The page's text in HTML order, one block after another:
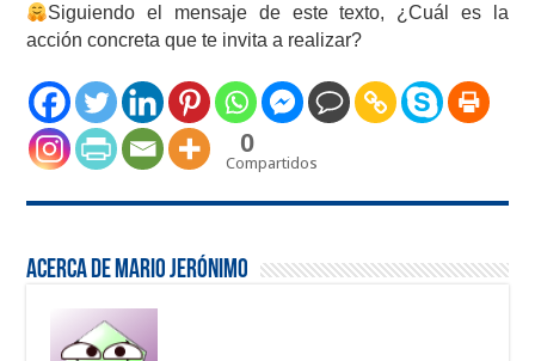
Siguiendo el mensaje de este texto, ¿Cuál es la
acción concreta que te invita a realizar?
0
Compartidos
Acerca de Mario Jerónimo